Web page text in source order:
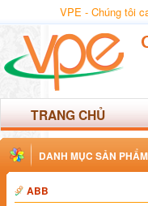
VPE - Chúng tôi
TRANG CHỦ
DANH MỤC SẢN PHẨM
ABB